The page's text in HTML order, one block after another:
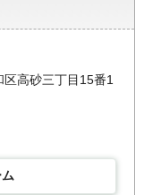
高砂三丁目15番1